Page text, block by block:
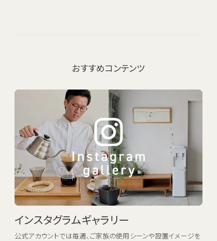
おすすめコンテンツ
インスタグラムギャラリー
公式アカウントでは毎週、ご家族の使用シーンや設置イメージを